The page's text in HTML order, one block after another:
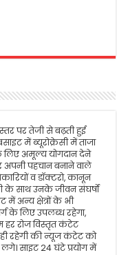
पर तेजी से बढ़ती हुई
में ब्यूरोक्रेसी में ताजा
अमूल्य योगदान देने
पहचान बनाने वाले
व डॉक्टरो, कानून
के साथ उनके जीवन संघर्षो
में अन्य क्षेत्रों के भी
के लिए उपलब्ध रहेगा,
रोज विस्तृत कंटेट
रहेगी की न्यूज कंटेट को
साइट 24 घंटे प्रयोग में